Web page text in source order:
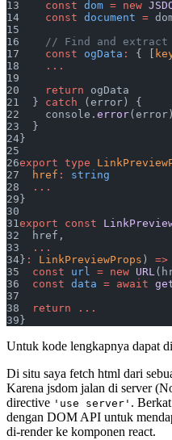
    const
dom = new
    const
document =
// Find and extract
    const
ogData : { [
    ...
    return
ogData
  }
catch (error) {
    console.
error(error)
  }
}
export type
  href
:
string
  ...
}
export const
  href,
  ...
} : LinkPreviewProps ) =>
  const
url = new URL
  const
data = await
  return
...
}
Untuk kode lengkapnya dapat
Di situ saya fetch html dari
Karena jsdom jalan di server
directive 'use server' .
dengan DOM API untuk
di-render ke komponen react.